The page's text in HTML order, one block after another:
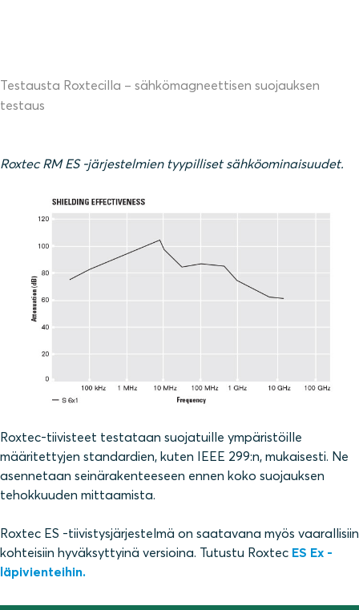
Testausta Roxtecilla – sähkömagneettisen suojauksen
testaus
Roxtec RM ES -järjestelmien tyypilliset sähköominaisuudet.
Roxtec-tiivisteet testataan suojatuille ympäristöille
määritettyjen standardien, kuten IEEE 299:n, mukaisesti. Ne
asennetaan seinärakenteeseen ennen koko suojauksen
tehokkuuden mittaamista.
Roxtec ES -tiivistysjärjestelmä on saatavana myös vaarallisiin
kohteisiin hyväksyttyinä versioina. Tutustu Roxtec ES Ex -
läpivienteihin.